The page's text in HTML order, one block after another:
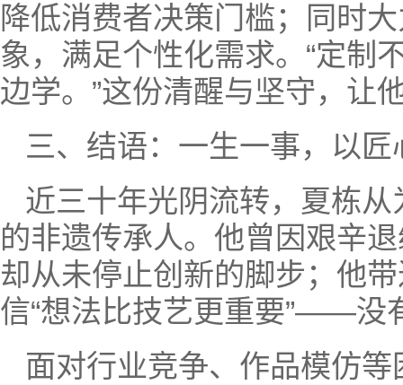
降低消费者决策门槛；同时
象，满足个性化需求。“定制
边学。”这份清醒与坚守，让
三、结语：一生一事，以匠
近三十年光阴流转，夏栋
的非遗传承人。他曾因艰辛
却从未停止创新的脚步；他
信“想法比技艺更重要”——没
面对行业竞争、作品模仿